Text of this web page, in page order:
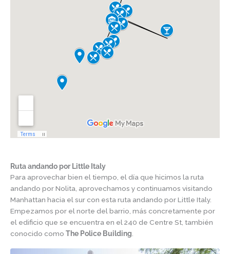
Ruta andando por Little Italy
Para aprovechar bien el tiempo, el día que hicimos la ruta
andando por Nolita, aprovechamos y continuamos visitando
Manhattan hacia el sur con esta ruta andando por Little Italy.
Empezamos por el norte del barrio, más concretamente por
el edificio que se encuentra en el 240 de Centre St, también
conocido como The Police Building